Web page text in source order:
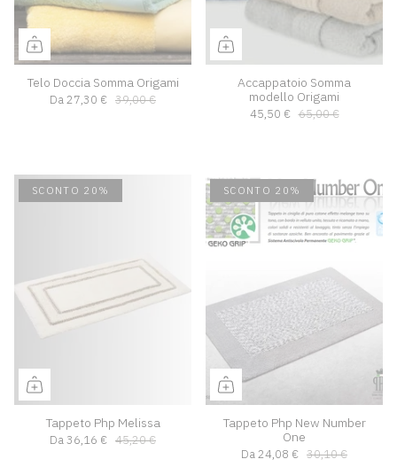
Telo Doccia Somma Origami
Da 27,30 € 39,00 €
Accappatoio Somma
modello Origami
45,50 € 65,00 €
SCONTO 20%
Tappeto Php Melissa
Da 36,16 € 45,20 €
SCONTO 20%
Tappeto Php New Number
One
Da 24,08 € 30,10 €